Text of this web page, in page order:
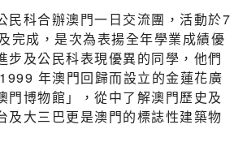
民科合辦澳門一日交流團，活動於7
完成，是次為表揚全年學業成績優
步及公民科表現優異的同學，他們
年澳門回歸而設立的金蓮花廣
門博物館」，從中了解澳門歷史及
及大三巴更是澳門的標誌性建築物